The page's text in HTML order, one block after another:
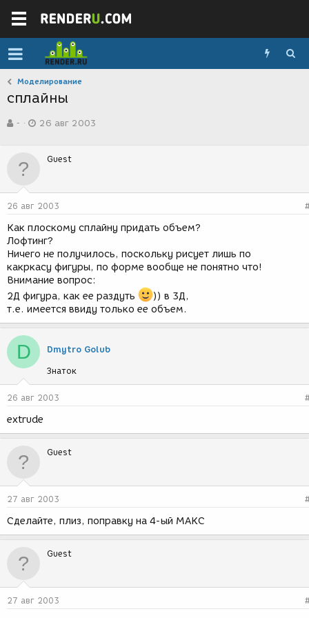
Моделирование
сплайны
в
р
м
-
а
д
н
и
я
26 авг 2003
Guest
26 авг 2003
Как плоскому сплайну придать объем?
Лофтинг?
Ничего не получилось, поскольку рисует лишь по
какркасу фигуры, по форме вообще не понятно что!
Внимание вопрос:
2Д фигура, как ее раздуть
)) в 3Д,
т.е. имеется ввиду только ее объем.
D Dmytro Golub
Знаток
26 авг 2003
extrude
Guest
27 авг 2003
Сделайте, плиз, поправку на 4-ый МАКС
Guest
27 авг 2003